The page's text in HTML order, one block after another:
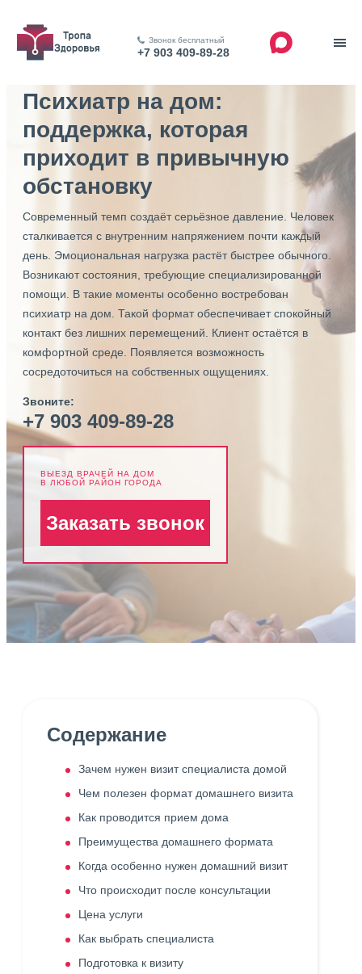
Звонок бесплатный
+7 903 409-89-28
Психиатр на дом:
поддержка, которая
приходит в привычную
обстановку
Современный темп создаёт серьёзное давление. Человек
сталкивается с внутренним напряжением почти каждый
день. Эмоциональная нагрузка растёт быстрее обычного.
Возникают состояния, требующие специализированной
помощи. В такие моменты особенно востребован
психиатр на дом. Такой формат обеспечивает спокойный
контакт без лишних перемещений. Клиент остаётся в
комфортной среде. Появляется возможность
сосредоточиться на собственных ощущениях.
Звоните:
+7 903 409-89-28
ВЫЕЗД ВРАЧЕЙ НА ДОМ
В ЛЮБОЙ РАЙОН ГОРОДА
Заказать звонок
Содержание
Зачем нужен визит специалиста домой
Чем полезен формат домашнего визита
Как проводится прием дома
Преимущества домашнего формата
Когда особенно нужен домашний визит
Что происходит после консультации
Цена услуги
Как выбрать специалиста
Подготовка к визиту